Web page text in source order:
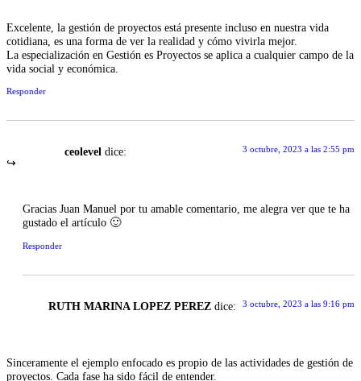
Excelente, la gestión de proyectos está presente incluso en nuestra vida
cotidiana, es una forma de ver la realidad y cómo vivirla mejor.
La especialización en Gestión es Proyectos se aplica a cualquier campo de la
vida social y económica.
Responder
ceolevel dice: 3 octubre, 2023 a las 2:55 pm
Gracias Juan Manuel por tu amable comentario, me alegra ver que te ha
gustado el artículo 🙂
Responder
RUTH MARINA LOPEZ PEREZ dice: 3 octubre, 2023 a las 9:16 pm
Sinceramente el ejemplo enfocado es propio de las actividades de gestión de
proyectos. Cada fase ha sido fácil de entender.